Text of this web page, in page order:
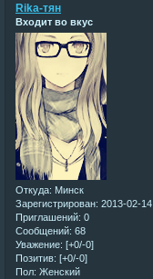
Rika-тян
Входит во вкус
Откуда: Минск
Зарегистрирован: 2013-02-14
Приглашений: 0
Сообщений: 68
Уважение: [+0/-0]
Позитив: [+0/-0]
Пол: Женский